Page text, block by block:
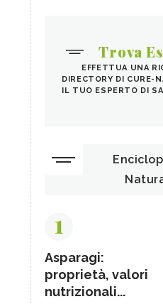
Trova
EFFETTUA UNA
DIRECTORY DI CURE-
IL TUO ESPERTO DI
1
Asparagi:
proprietà, valori
nutrizionali...